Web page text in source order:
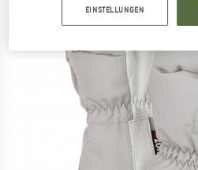
EINSTELLUNGEN